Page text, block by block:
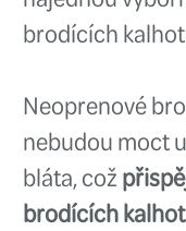
Jeho
úrovních.
Celkově